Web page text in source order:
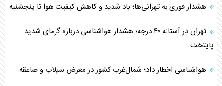
هشدار فوری به تهرانی‌ها؛ باد شدید و کاهش کیفیت هوا تا پنجشنبه
تهران در آستانه ۴۰ درجه؛ هشدار هواشناسی درباره گرمای شدید
پایتخت
هواشناسی اخطار داد؛ شمال‌غرب کشور در معرض سیلاب و صاعقه